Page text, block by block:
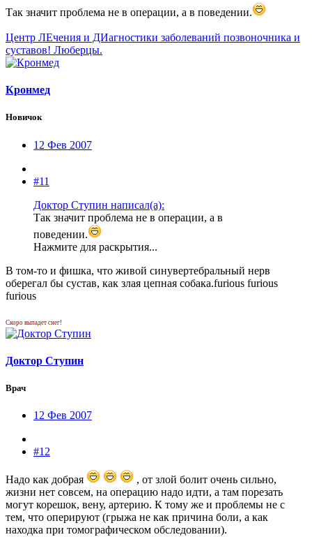
Так значит проблема не в операции, а в поведении.
Центр ЛЕчения и ДИагностики заболеваний позвоночника и
суставов! Люберцы.
Кронмед
Новичок
12 Фев 2007
#11
Доктор Ступин написал(а):
Так значит проблема не в операции, а в
поведении.
Нажмите для раскрытия...
В том-то и фишка, что живой синувертебральный нерв
оберегал бы сустав, как злая цепная собака.furious furious
furious
Скоро выпадет снег!
Доктор Ступин
Врач
12 Фев 2007
#12
Надо как добрая
, от злой болит очень сильно,
жизни нет совсем, на операцию надо идти, а там порезать
могут корешок, вену, артерию. К тому же и проблемы не с
тем, что оперируют (грыжа не как причина боли, а как
находка при томографическом обследовании).